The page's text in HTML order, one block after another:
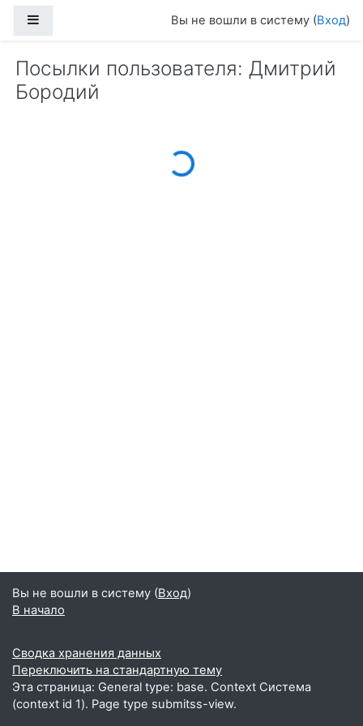
Вы не вошли в систему (Вход)
Посылки пользователя: Дмитрий
Бородий
Loading...
Вы не вошли в систему (Вход)
В начало
Сводка хранения данных
Переключить на стандартную тему
Эта страница: General type: base. Context Система
(context id 1). Page type submitss-view.